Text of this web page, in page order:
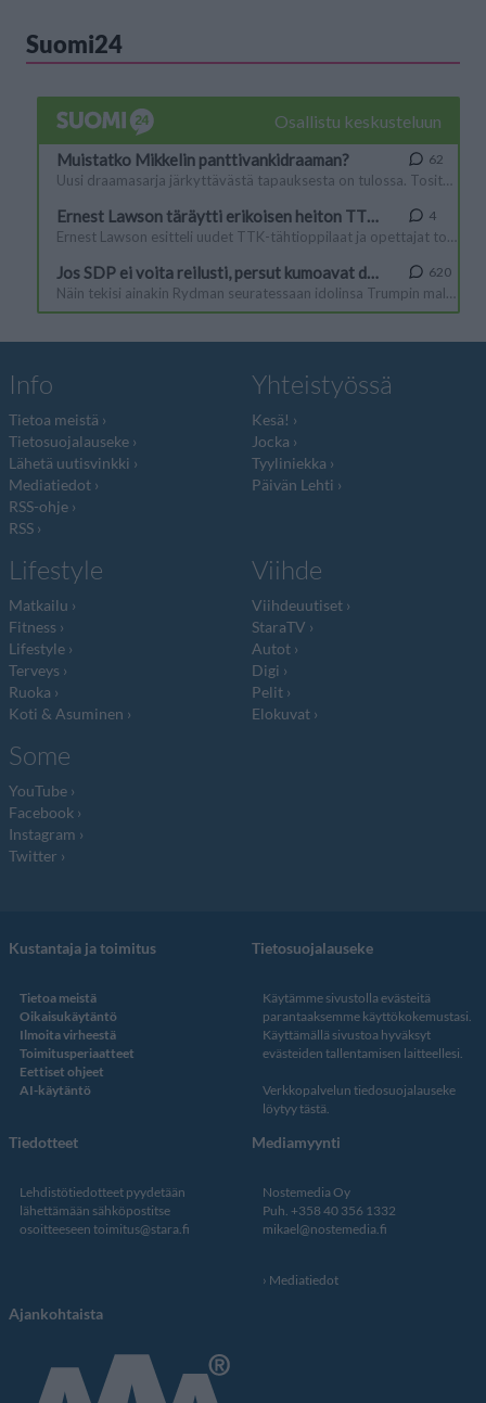
Suomi24
Info
Tietoa meistä
Tietosuojalauseke
Lähetä uutisvinkki
Mediatiedot
RSS-ohje
RSS
Yhteistyössä
Kesä!
Jocka
Tyyliniekka
Päivän Lehti
Lifestyle
Matkailu
Fitness
Lifestyle
Terveys
Ruoka
Koti & Asuminen
Viihde
Viihdeuutiset
StaraTV
Autot
Digi
Pelit
Elokuvat
Some
YouTube
Facebook
Instagram
Twitter
Kustantaja ja toimitus
Tietoa meistä
Oikaisukäytäntö
Ilmoita virheestä
Toimitusperiaatteet
Eettiset ohjeet
AI-käytäntö
Tietosuojalauseke
Käytämme sivustolla evästeitä
parantaaksemme käyttökokemustasi.
Käyttämällä sivustoa hyväksyt
evästeiden tallentamisen laitteellesi.
Verkkopalvelun tiedosuojalauseke
löytyy tästä.
Tiedotteet
Lehdistötiedotteet pyydetään
lähettämään sähköpostitse
osoitteeseen toimitus@stara.fi
Mediamyynti
Nostemedia Oy
Puh. +358 40 356 1332
mikael@nostemedia.fi
Mediatiedot
Ajankohtaista